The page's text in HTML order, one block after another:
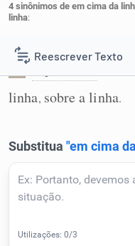
Reescrever Texto
Resumir Texto
Detector de IA
4 sinônimos de em cima da
linha:
Acima da linha:
linha, sobre a linha.